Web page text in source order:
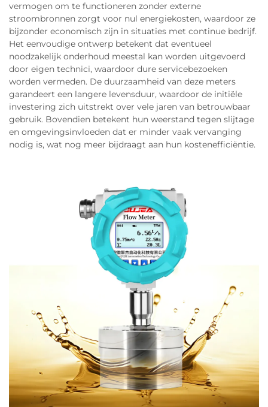
vermogen om te functioneren zonder externe
stroombronnen zorgt voor nul energiekosten, waardoor ze
bijzonder economisch zijn in situaties met continue bedrijf.
Het eenvoudige ontwerp betekent dat eventueel
noodzakelijk onderhoud meestal kan worden uitgevoerd
door eigen technici, waardoor dure servicebezoeken
worden vermeden. De duurzaamheid van deze meters
garandeert een langere levensduur, waardoor de initiële
investering zich uitstrekt over vele jaren van betrouwbaar
gebruik. Bovendien betekent hun weerstand tegen slijtage
en omgevingsinvloeden dat er minder vaak vervanging
nodig is, wat nog meer bijdraagt aan hun kostenefficiëntie.